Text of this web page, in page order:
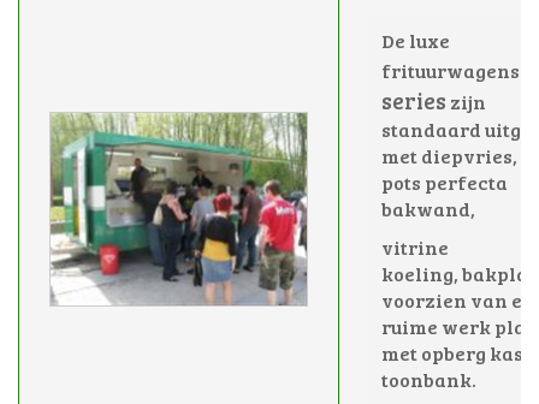
De luxe
frituurwagens
series zijn
standaard
met diepvries,
pots perfecta
bakwand,
vitrine
koeling,
voorzien van
ruime werk
met opberg
toonbank.